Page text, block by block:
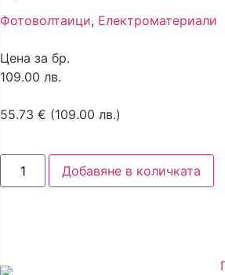
Фотоволтаици, Електроматериали
Цена за бр.
109.00 лв.
55.73 € (109.00 лв.)
Добавяне в количката